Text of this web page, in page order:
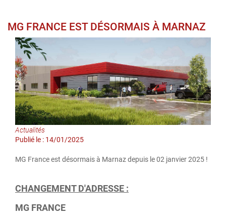
MG FRANCE EST DÉSORMAIS À MARNAZ
Actualités
Publié le : 14/01/2025
MG France est désormais à Marnaz depuis le 02 janvier 2025 !
CHANGEMENT D'ADRESSE :
MG FRANCE